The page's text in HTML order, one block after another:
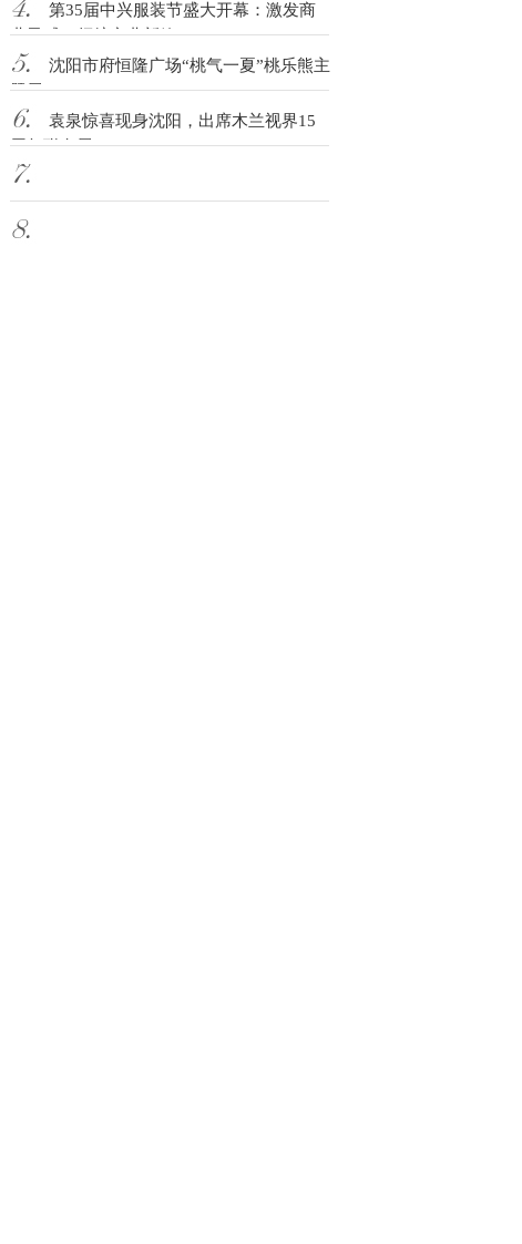
第35届中兴服装节盛大开幕：激发商
业灵感，领航商业新篇
沈阳市府恒隆广场“桃气一夏”桃乐熊主
题展
袁泉惊喜现身沈阳，出席木兰视界15
周年联名展